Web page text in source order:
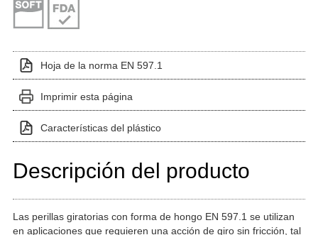
Hoja de la norma EN 597.1
Imprimir esta página
Características del plástico
Descripción del producto
Las perillas giratorias con forma de hongo EN 597.1 se utilizan
en aplicaciones que requieren una acción de giro sin fricción, tal